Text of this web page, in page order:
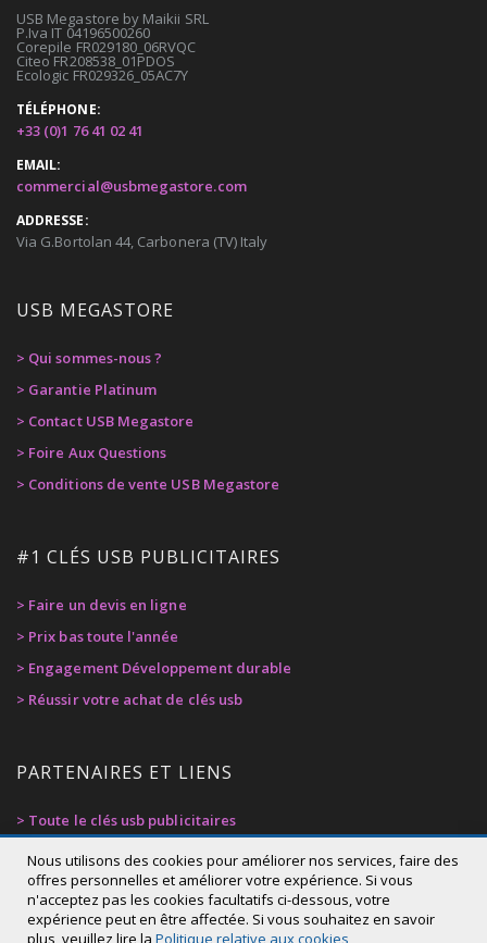
Qté : (piece): Prix de votre projet:
USB Megastore by Maikii SRL
P.Iva IT 04196500260
Corepile FR029180_06RVQC
Citeo FR208538_01PDOS
Ecologic FR029326_05AC7Y
TÉLÉPHONE:
+33 (0)1 76 41 02 41
EMAIL:
commercial@usbmegastore.com
ADDRESSE:
Via G.Bortolan 44, Carbonera (TV) Italy
USB MEGASTORE
> Qui sommes-nous ?
> Garantie Platinum
> Contact USB Megastore
> Foire Aux Questions
> Conditions de vente USB Megastore
#1 CLÉS USB PUBLICITAIRES
> Faire un devis en ligne
> Prix bas toute l'année
> Engagement Développement durable
> Réussir votre achat de clés usb
PARTENAIRES ET LIENS
> Toute le clés usb publicitaires
> Privacy Policy
> Cookie Policy
> Déclaration d'accessibilité
Nous utilisons des cookies pour améliorer nos services, faire des
offres personnelles et améliorer votre expérience. Si vous
n'acceptez pas les cookies facultatifs ci-dessous, votre
expérience peut en être affectée. Si vous souhaitez en savoir
plus, veuillez lire la Politique relative aux cookies